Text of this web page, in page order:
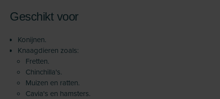
Geschikt voor
Konijnen.
Knaagdieren zoals:
Fretten.
Chinchilla's.
Muizen en ratten.
Cavia's en hamsters.